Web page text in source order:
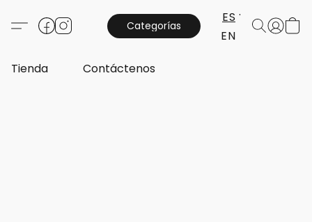
Categorías
ES
EN
Tienda Contáctenos